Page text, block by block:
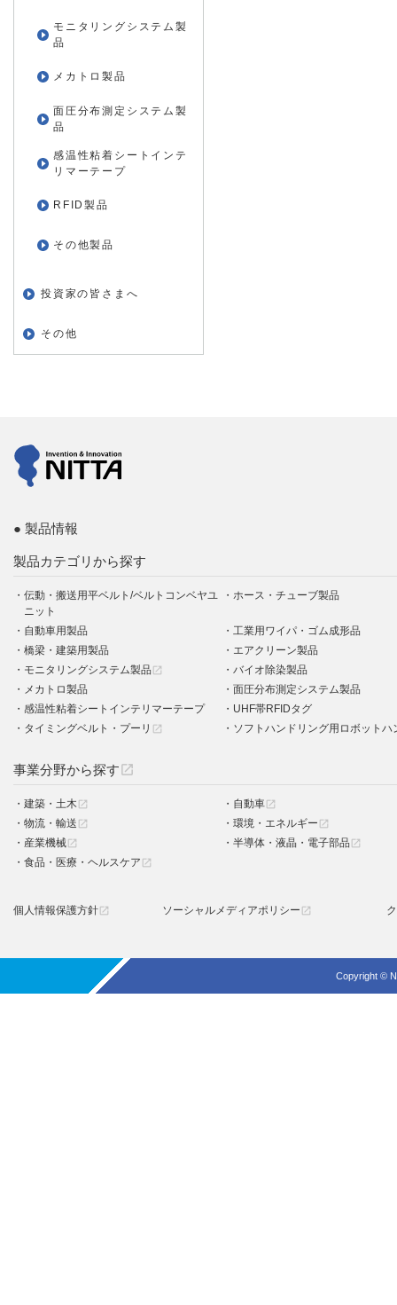
モニタリングシステム製
品
メカトロ製品
面圧分布測定システム製
品
感温性粘着シートインテ
リマーテープ
RFID製品
その他製品
投資家の皆さまへ
その他
製品情報
製品カテゴリから探す
伝動・搬送用平ベルト/ベルトコンベヤユ
ニット
ホース・チューブ製品
自動車用製品
工業用ワイパ・ゴム成形品
橋梁・建築用製品
エアクリーン製品
モニタリングシステム製品 open_in_new
バイオ除染製品
メカトロ製品
面圧分布測定システム製品
感温性粘着シートインテリマーテープ
UHF帯RFIDタグ
タイミングベルト・プーリ open_in_new ソフトハンドリング用ロボットハ
事業分野から探す open_in_new
建築・土木open_in_new 自動車open_in_new
物流・輸送 open_in_new 環境・エネルギー open_in_new
産業機械open_in_new 半導体・液晶・電子部品 open_in_new
食品・医療・ヘルスケア open_in_new
個人情報保護方針open_in_new ソーシャルメディアポリシー open_in_new
Copyright ©